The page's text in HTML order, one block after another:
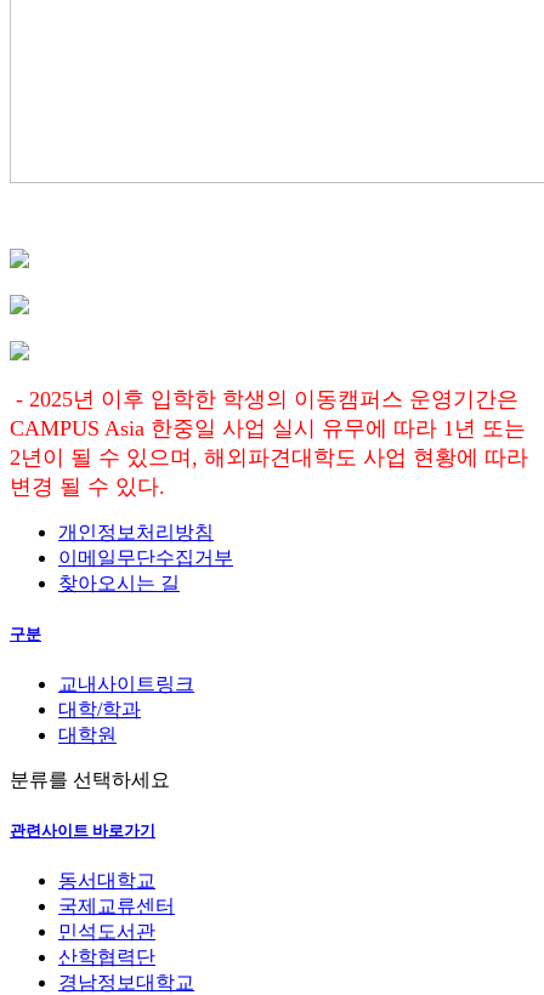
- 2025년 이후 입학한 학생의 이동캠퍼스 운영기간은
CAMPUS Asia 한중일 사업 실시 유무에 따라 1년 또는
2년이 될 수 있으며, 해외파견대학도 사업 현황에 따라
변경 될 수 있다.
개인정보처리방침
이메일무단수집거부
찾아오시는 길
구분
교내사이트링크
대학/학과
대학원
분류를 선택하세요
관련사이트 바로가기
동서대학교
국제교류센터
민석도서관
산학협력단
경남정보대학교